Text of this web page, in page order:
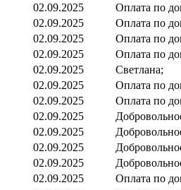
02.09.2025
Оплата по
02.09.2025
Оплата по
02.09.2025
Оплата по
02.09.2025
Оплата по
02.09.2025
Cветлана;
02.09.2025
Оплата по
02.09.2025
Оплата по
02.09.2025
02.09.2025
02.09.2025
02.09.2025
02.09.2025
Оплата по